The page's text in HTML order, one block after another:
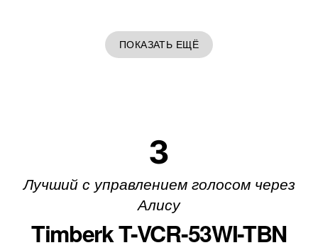
ПОКАЗАТЬ ЕЩЁ
3
Лучший с управлением голосом через
Алису
Timberk T-VCR-53WI-TBN